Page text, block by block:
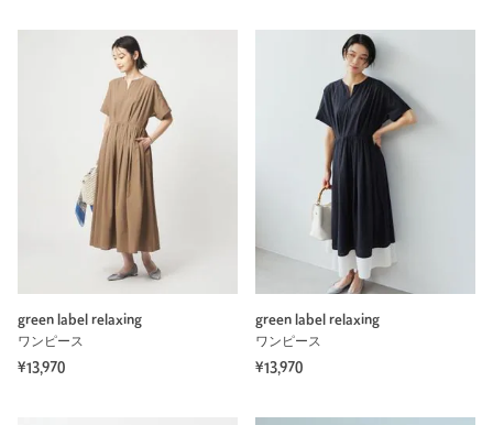
green label relaxing
ワンピース
¥13,970
green label relaxing
ワンピース
¥13,970